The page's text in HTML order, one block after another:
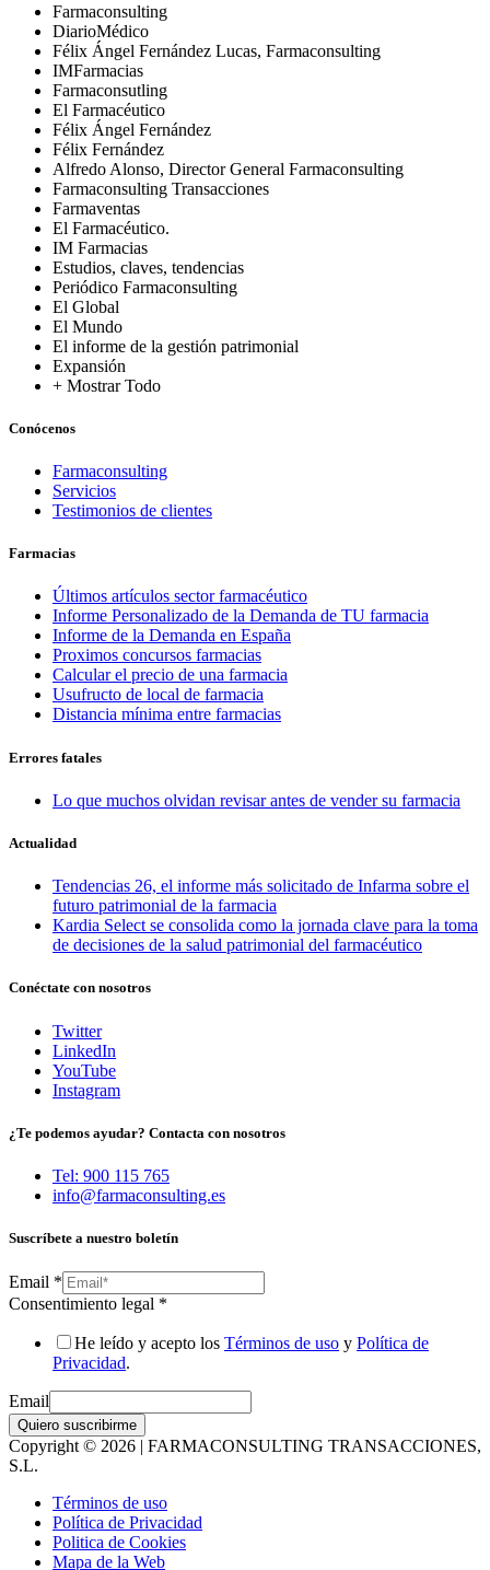
Farmaconsulting
DiarioMédico
Félix Ángel Fernández Lucas, Farmaconsulting
IMFarmacias
Farmaconsutling
El Farmacéutico
Félix Ángel Fernández
Félix Fernández
Alfredo Alonso, Director General Farmaconsulting
Farmaconsulting Transacciones
Farmaventas
El Farmacéutico.
IM Farmacias
Estudios, claves, tendencias
Periódico Farmaconsulting
El Global
El Mundo
El informe de la gestión patrimonial
Expansión
+ Mostrar Todo
Conócenos
Farmaconsulting
Servicios
Testimonios de clientes
Farmacias
Últimos artículos sector farmacéutico
Informe Personalizado de la Demanda de TU farmacia
Informe de la Demanda en España
Proximos concursos farmacias
Calcular el precio de una farmacia
Usufructo de local de farmacia
Distancia mínima entre farmacias
Errores fatales
Lo que muchos olvidan revisar antes de vender su farmacia
Actualidad
Tendencias 26, el informe más solicitado de Infarma sobre el
futuro patrimonial de la farmacia
Kardia Select se consolida como la jornada clave para la toma
de decisiones de la salud patrimonial del farmacéutico
Conéctate con nosotros
Twitter
LinkedIn
YouTube
Instagram
¿Te podemos ayudar? Contacta con nosotros
Tel: 900 115 765
info@farmaconsulting.es
Suscríbete a nuestro boletín
Email *
Consentimiento legal *
He leído y acepto los Términos de uso y Política de
Privacidad.
Email
Quiero suscribirme
Copyright © 2026 | FARMACONSULTING TRANSACCIONES,
S.L.
Términos de uso
Política de Privacidad
Politica de Cookies
Mapa de la Web